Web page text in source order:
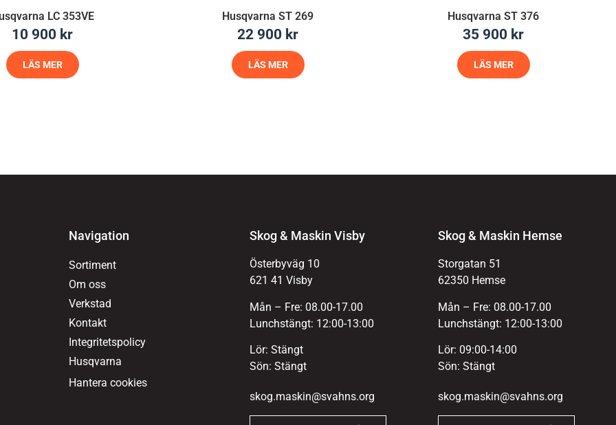
LC 353VE
10 900 kr
LÄS MER
Husqvarna ST 269
22 900 kr
LÄS MER
Husqvarna ST 376
35 900 kr
LÄS MER
Navigation
Sortiment
Om oss
Verkstad
Kontakt
Integritetspolicy
Husqvarna
Hantera cookies
Skog & Maskin Visby
Österbyväg 10
621 41 Visby
Mån – Fre: 08.00-17.00
Lunchstängt: 12:00-13:00
Lör: Stängt
Sön: Stängt
skog.maskin@svahns.org
Skog & Maskin Hemse
Storgatan 51
62350 Hemse
Mån – Fre: 08.00-17.00
Lunchstängt: 12:00-13:00
Lör: 09:00-14:00
Sön: Stängt
skog.maskin@svahns.org